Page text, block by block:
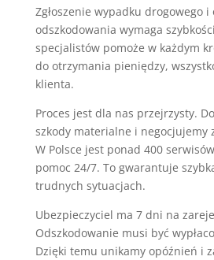
Zgłoszenie wypadku drogowego
odszkodowania wymaga
specjalistów pomoże w każdym
do otrzymania pieniędzy,
klienta.
Proces jest dla nas przejrzysty.
szkody materialne i negocjujemy
W Polsce jest ponad 400
pomoc 24/7. To gwarantuje
trudnych sytuacjach.
Ubezpieczyciel ma 7 dni na
Odszkodowanie musi być
Dzięki temu unikamy opóźnień i